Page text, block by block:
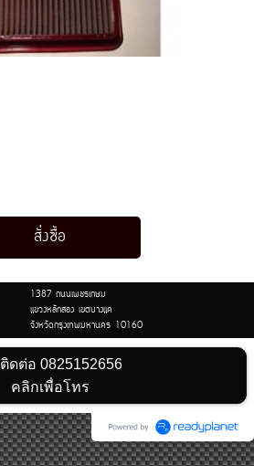
1387 ถนนเพชรเกษม
แขวงหลักสอง เขตบางแค
จังหวัดกรุงเทพมหานคร 10160
ติดต่อ0825152656
คลิกเพื่อโทร